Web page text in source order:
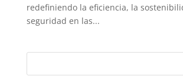
redefiniendo la eficiencia, la
seguridad en las...